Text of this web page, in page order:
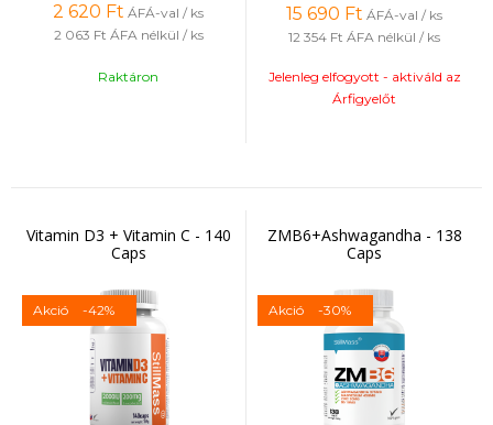
2 620 Ft ÁFÁ-val / ks
2 063 Ft ÁFA nélkül / ks
Raktáron
15 690 Ft ÁFÁ-val / ks
12 354 Ft ÁFA nélkül / ks
Jelenleg elfogyott - aktiváld az
Árfigyelőt
Vitamin D3 + Vitamin C - 140
Caps
Akció -42%
ZMB6+Ashwagandha - 138
Caps
Akció -30%